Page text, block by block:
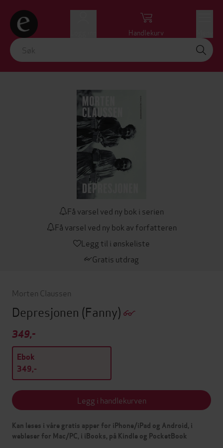
Handlekurv
Få varsel ved ny bok i serien
Få varsel ved ny bok av forfatteren
Legg til i ønskeliste
Gratis utdrag
Morten Claussen
Depresjonen (Fanny)
349,-
Ebok
349,-
Legg i handlekurven
Kan leses i våre gratis apper for iPhone/iPad og Android, i
webleser for Mac/PC, i iBooks, på Kindle og PocketBook